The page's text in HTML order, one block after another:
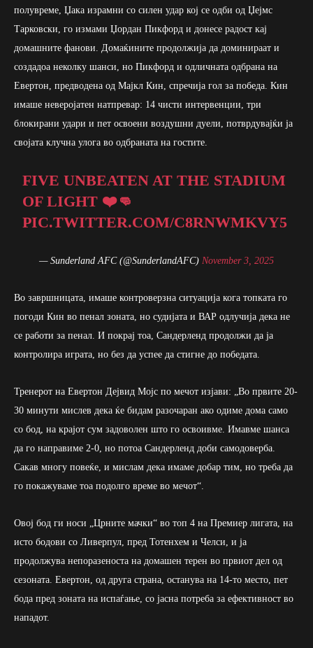
полувреме, Џака израмни со силен удар кој се одби од Џејмс
Тарковски, го измами Џордан Пикфорд и донесе радост кај
домашните фанови. Домаќините продолжија да доминираат и
создадоа неколку шанси, но Пикфорд и одличната одбрана на
Евертон, предводена од Мајкл Кин, спречија гол за победа. Кин
имаше неверојатен натпревар: 14 чисти интервенции, три
блокирани удари и пет освоени воздушни дуели, потврдувајќи ја
својата клучна улога во одбраната на гостите.
FIVE UNBEATEN AT THE STADIUM
OF LIGHT ❤️👊
PIC.TWITTER.COM/C8RNWMKVY5
— Sunderland AFC (@SunderlandAFC) November 3, 2025
Во завршницата, имаше контроверзна ситуација кога топката го
погоди Кин во пенал зоната, но судијата и ВАР одлучија дека не
се работи за пенал. И покрај тоа, Сандерленд продолжи да ја
контролира играта, но без да успее да стигне до победата.
Тренерот на Евертон Дејвид Моjс по мечот изјави: „Во првите 20-
30 минути мислев дека ќе бидам разочаран ако одиме дома само
со бод, на крајот сум задоволен што го освоивме. Имавме шанса
да го направиме 2-0, но потоа Сандерленд доби самодоверба.
Сакав многу повеќе, и мислам дека имаме добар тим, но треба да
го покажуваме тоа подолго време во мечот“.
Овој бод ги носи „Црните мачки“ во топ 4 на Премиер лигата, на
исто бодови со Ливерпул, пред Тотенхем и Челси, и ја
продолжува непоразеноста на домашен терен во првиот дел од
сезоната. Евертон, од друга страна, останува на 14-то место, пет
бода пред зоната на испаѓање, со јасна потреба за ефективност во
нападот.